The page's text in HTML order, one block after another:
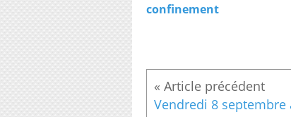
confinement